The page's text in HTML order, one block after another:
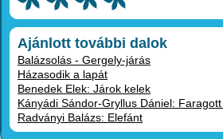
Ajánlott további dalok
Balázsolás - Gergely-járás
Házasodik a lapát
Benedek Elek: Járok kelek
Kányádi Sándor-Gryllus Dániel:
Radványi Balázs: Elefánt